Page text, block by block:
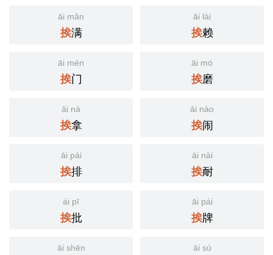
āi mǎn
挨满
āi lài
挨赖
āi mén
挨门
āi mó
挨磨
āi ná
挨拿
āi nào
挨闹
āi pái
挨排
āi nài
挨耐
ái pī
挨批
āi pái
挨牌
āi shēn āi sù